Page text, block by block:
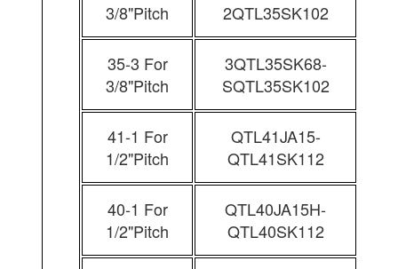
3/8"Pitch
2QTL35SK102
35-3 For
3/8"Pitch
3QTL35SK68-
SQTL35SK102
41-1 For
1/2"Pitch
QTL41JA15-
QTL41SK112
40-1 For
1/2"Pitch
QTL40JA15H-
QTL40SK112